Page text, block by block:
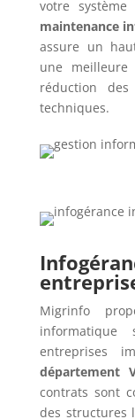
votre
maintenance
assure un
une
réduction
techniques.
Migrinfo
entreprises
département
contrats sont
des structures